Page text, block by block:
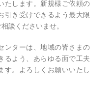
たします。新規様ご依頼の
引き受けできるよう最大限
談くださいませ。
ンターは、地域の皆さまの
るよう、あらゆる面で工夫
す。よろしくお願いいたし